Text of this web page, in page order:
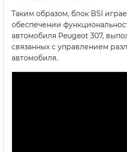
Таким образом, блок BSI
обеспечении
автомобиля Peugeot 307,
связанных с управлением
автомобиля.